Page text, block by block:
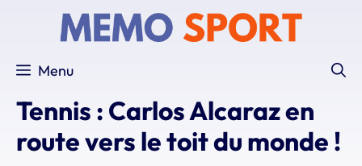
Menu
Tennis : Carlos Alcaraz en
route vers le toit du monde !